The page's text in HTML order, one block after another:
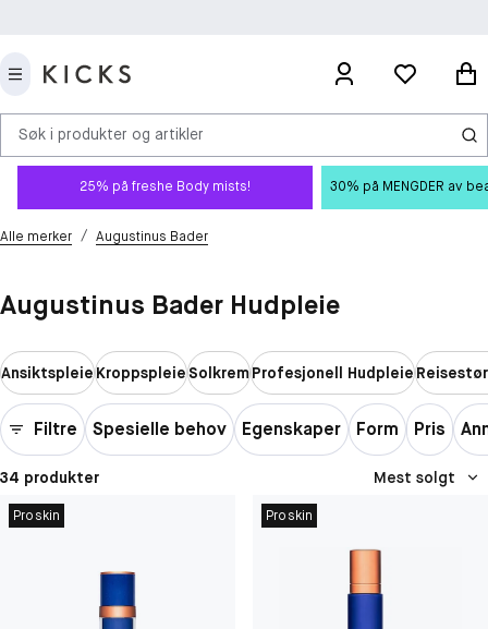
Søk i produkter og artikler
25% på freshe Body mists! 30% på MENGDER av
Alle merker / Augustinus Bader
Augustinus Bader Hudpleie
AnsiktspleieKroppspleieSolkremProfesjonell Hudpleie
Filtre Spesielle behov Egenskaper Form Pris
34 produkter Mest solgt
Proskin Proskin